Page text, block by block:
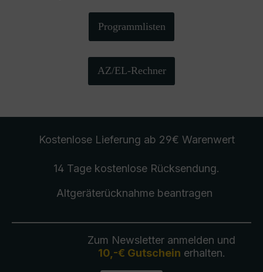
Programmlisten
AZ/EL-Rechner
Kostenlose Lieferung ab 29€ Warenwert
14 Tage kostenlose Rücksendung.
Altgeräterücknahmebeantragen
Zum Newsletter anmelden und
10,-€ Gutschein erhalten.